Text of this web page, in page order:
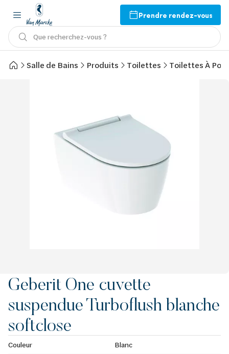
Prendre rendez-vous
Que recherchez-vous ?
Salle de Bains Produits Toilettes Toilettes À
Geberit One cuvette
suspendue Turboflush blanche
softclose
Couleur
Blanc